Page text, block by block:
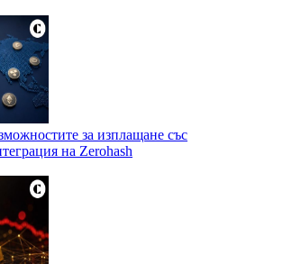
за изплащане със
на Zerohash